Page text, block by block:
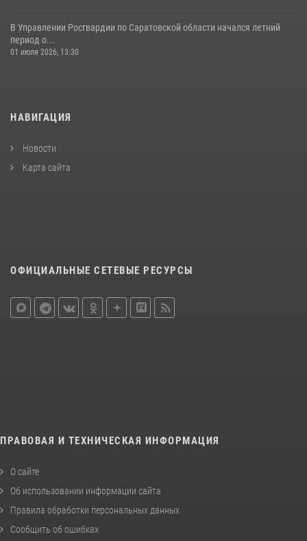
В Управлении Росгвардии по Саратовской области начался летний
период о...
01 июля 2026, 13:30
НАВИГАЦИЯ
Новости
Карта сайта
ОФИЦИАЛЬНЫЕ СЕТЕВЫЕ РЕСУРСЫ
ПРАВОВАЯ И ТЕХНИЧЕСКАЯ ИНФОРМАЦИЯ
О сайте
Об использовании информации сайта
Правила обработки персональных данных
Сообщить об ошибках